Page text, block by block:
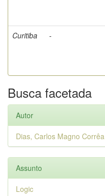
Curitiba -
Busca facetada
Autor
Dias, Carlos Magno Corrêa
Assunto
Logic